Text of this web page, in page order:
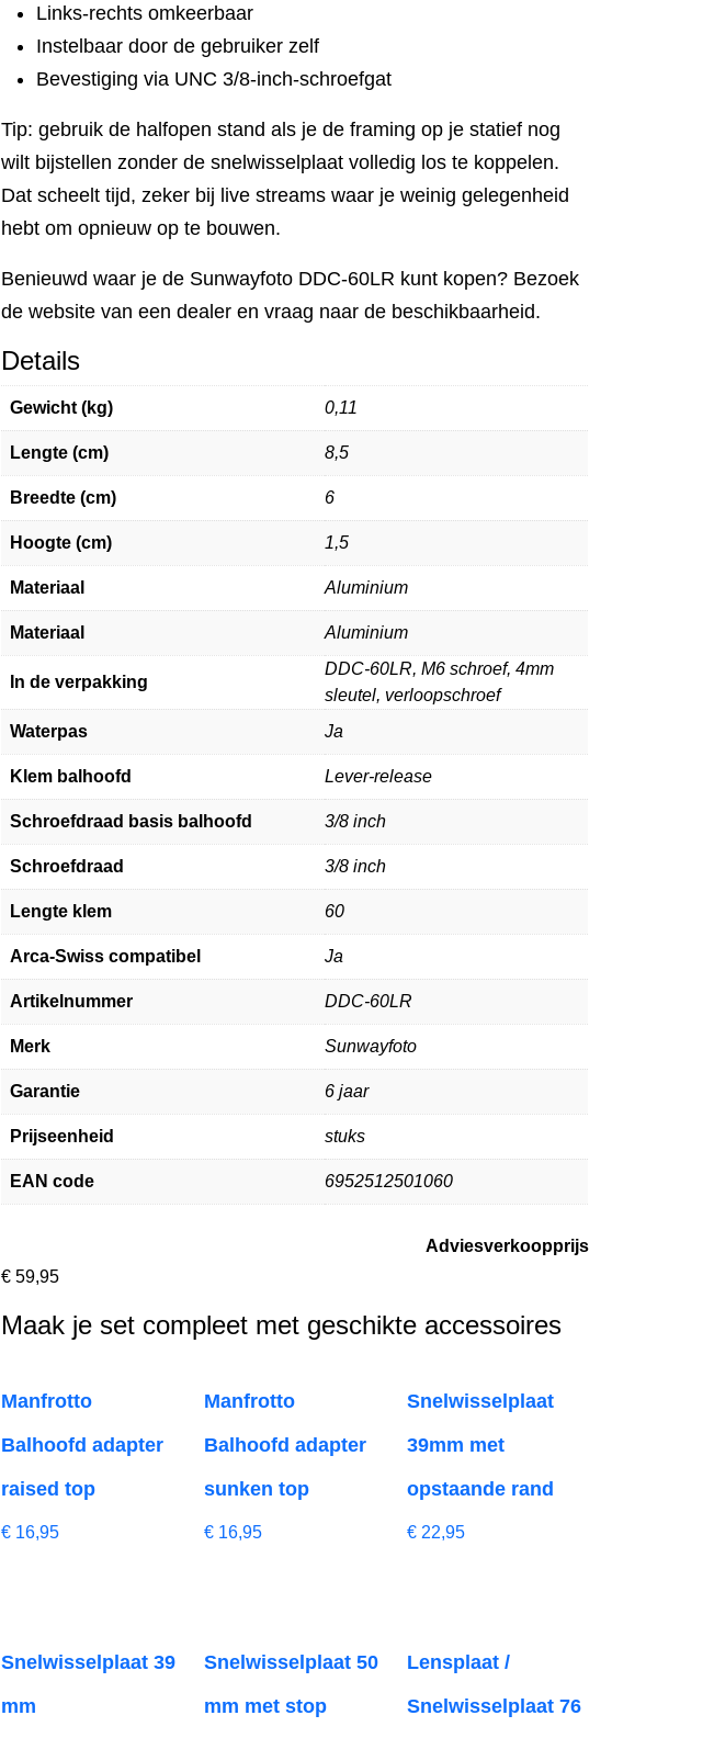
Links-rechts omkeerbaar
Instelbaar door de gebruiker zelf
Bevestiging via UNC 3/8-inch-schroefgat
Tip: gebruik de halfopen stand als je de framing op je statief nog
wilt bijstellen zonder de snelwisselplaat volledig los te koppelen.
Dat scheelt tijd, zeker bij live streams waar je weinig gelegenheid
hebt om opnieuw op te bouwen.
Benieuwd waar je de Sunwayfoto DDC-60LR kunt kopen? Bezoek
de website van een dealer en vraag naar de beschikbaarheid.
Details
Gewicht (kg) 0,11
Lengte (cm) 8,5
Breedte (cm) 6
Hoogte (cm) 1,5
Materiaal Aluminium
Materiaal Aluminium
In de verpakking
DDC-60LR, M6 schroef, 4mm
sleutel, verloopschroef
Waterpas
Ja
Klem balhoofd Lever-release
Schroefdraad basis balhoofd 3/8 inch
Schroefdraad 3/8 inch
Lengte klem 60
Arca-Swiss compatibel Ja
Artikelnummer DDC-60LR
Merk Sunwayfoto
Garantie 6 jaar
Prijseenheid stuks
EAN code 6952512501060
Adviesverkoopprijs
€ 59,95
Maak je set compleet met geschikte accessoires
Manfrotto
Balhoofd adapter
raised top
€ 16,95
Manfrotto
Balhoofd adapter
sunken top
€ 16,95
Snelwisselplaat
39mm met
opstaande rand
€ 22,95
Snelwisselplaat 39
mm
Snelwisselplaat 50
mm met stop
Lensplaat /
Snelwisselplaat 76